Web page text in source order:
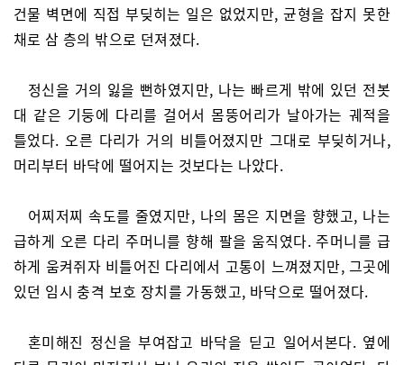
건물 벽면에 직접 부딪히는 일은 없었지만, 균형을 잡지 못한
채로 삼 층의 밖으로 던져졌다.
정신을 거의 잃을 뻔하였지만, 나는 빠르게 밖에 있던 전봇
대 같은 기둥에 다리를 걸어서 몸뚱어리가 날아가는 궤적을
틀었다. 오른 다리가 거의 비틀어졌지만 그대로 부딪히거나,
머리부터 바닥에 떨어지는 것보다는 나았다.
어찌저찌 속도를 줄였지만, 나의 몸은 지면을 향했고, 나는
급하게 오른 다리 주머니를 향해 팔을 움직였다. 주머니를 급
하게 움켜쥐자 비틀어진 다리에서 고통이 느껴졌지만, 그곳에
있던 임시 충격 보호 장치를 가동했고, 바닥으로 떨어졌다.
혼미해진 정신을 부여잡고 바닥을 딛고 일어서본다. 옆에